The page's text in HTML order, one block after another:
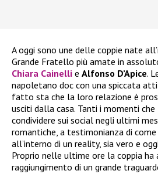
A oggi sono une delle coppie nate
Grande Fratello più amate in
Chiara Cainelli e Alfonso D’Apice.
napoletano doc con una spiccata
fatto sta che la loro relazione è
usciti dalla casa. Tanti i momenti
condividere sui social negli ultimi
romantiche, a testimonianza di
all’interno di un reality, sia vero e
Proprio nelle ultime ore la coppia ha
raggiungimento di un grande